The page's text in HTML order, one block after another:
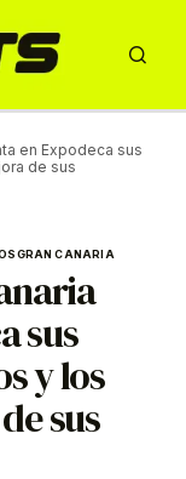
en Expodeca sus
de sus
GRAN CANARIA
sus
y los
sus